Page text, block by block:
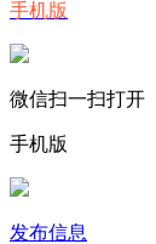
手机版
微信扫一扫打开
手机版
发布信息